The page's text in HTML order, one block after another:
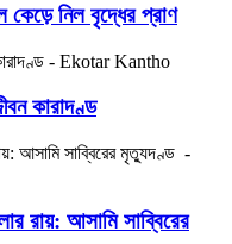
কেড়ে নিল বৃদ্ধের প্রাণ
কারাদণ্ড
রায়: আসামি সাব্বিরের